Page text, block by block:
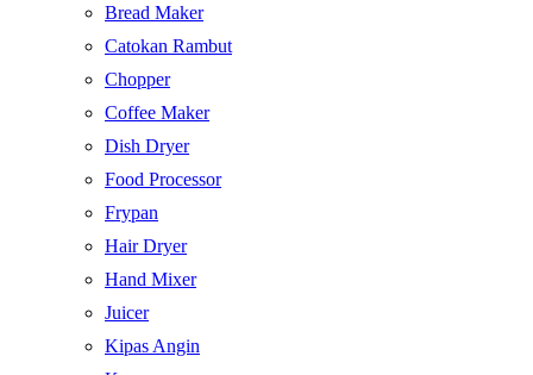
Bread Maker
Catokan Rambut
Chopper
Coffee Maker
Dish Dryer
Food Processor
Frypan
Hair Dryer
Hand Mixer
Juicer
Kipas Angin